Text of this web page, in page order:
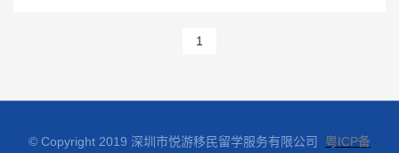
1
© Copyright 2019 深圳市悦游移民留学服务有限公司 粤ICP备